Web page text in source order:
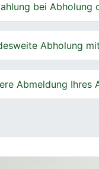
bei Abholung
Abholung
Abmeldung Ihres